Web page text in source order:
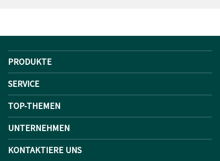
PRODUKTE
SERVICE
TOP-THEMEN
UNTERNEHMEN
KONTAKTIERE UNS